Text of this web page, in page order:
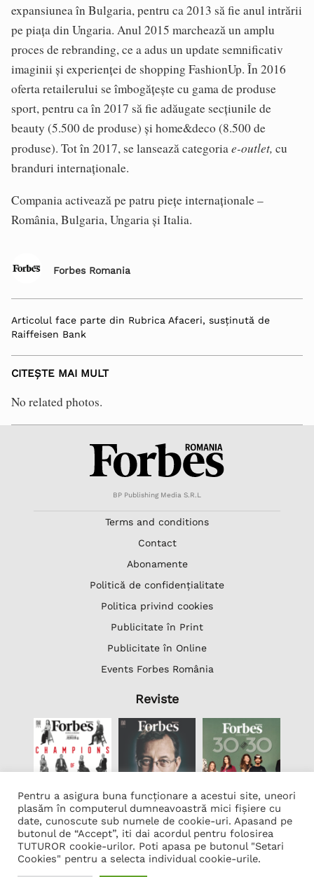
expansiunea în Bulgaria, pentru ca 2013 să fie anul intrării
pe piața din Ungaria. Anul 2015 marchează un amplu
proces de rebranding, ce a adus un update semnificativ
imaginii și experienței de shopping FashionUp. În 2016
oferta retailerului se îmbogățește cu gama de produse
sport, pentru ca în 2017 să fie adăugate secțiunile de
beauty (5.500 de produse) și home&deco (8.500 de
produse). Tot în 2017, se lansează categoriae-outlet, cu
branduri internaționale.
Compania activează pe patru piețe internaționale –
România, Bulgaria, Ungaria și Italia.
Forbes Romania
Articolul face parte din Rubrica Afaceri, susținută de
Raiffeisen Bank
CITEȘTE MAI MULT
No related photos.
BP Publishing Media S.R.L
Terms and conditions
Contact
Abonamente
Politică de confidențialitate
Politica privind cookies
Publicitate în Print
Publicitate în Online
Events Forbes România
Reviste
Lista Firme
Transcription Software Vatis Tech
Găzduire web
Pentru a asigura buna funcționare a acestui site, uneori
plasăm în computerul dumneavoastră mici fișiere cu
date, cunoscute sub numele de cookie-uri. Apasand pe
butonul de “Accept”, iti dai acordul pentru folosirea
TUTUROR cookie-urilor. Poti apasa pe butonul "Setari
Cookies" pentru a selecta individual cookie-urile.